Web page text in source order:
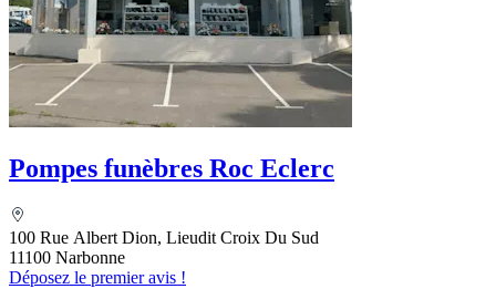
Pompes funèbres Roc Eclerc
100 Rue Albert Dion, Lieudit Croix Du Sud
11100 Narbonne
Déposez le premier avis !